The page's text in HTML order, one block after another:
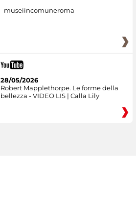
museiincomuneroma
28/05/2026
Robert Mapplethorpe. Le forme della
bellezza - VIDEO LIS | Calla Lily